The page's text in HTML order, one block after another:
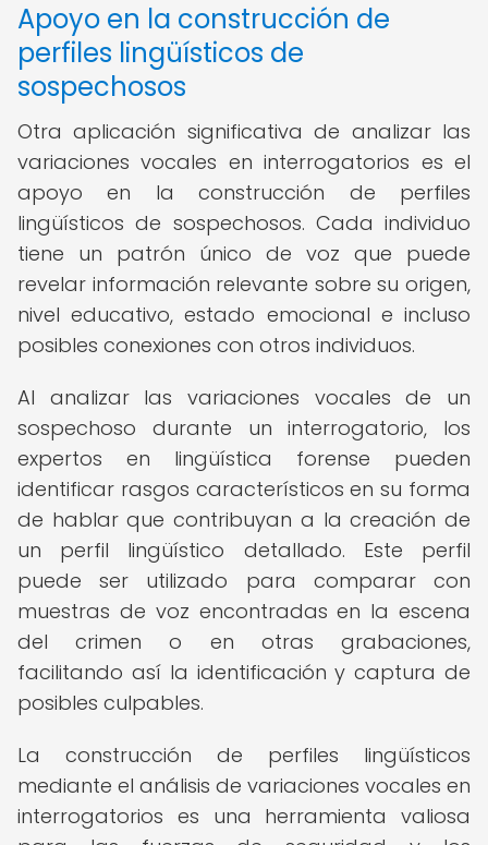
Apoyo en la construcción de
perfiles lingüísticos de
sospechosos
Otra aplicación significativa de analizar las
variaciones vocales en interrogatorios es el
apoyo en la construcción de perfiles
lingüísticos de sospechosos. Cada individuo
tiene un patrón único de voz que puede
revelar información relevante sobre su origen,
nivel educativo, estado emocional e incluso
posibles conexiones con otros individuos.
Al analizar las variaciones vocales de un
sospechoso durante un interrogatorio, los
expertos en lingüística forense pueden
identificar rasgos característicos en su forma
de hablar que contribuyan a la creación de
un perfil lingüístico detallado. Este perfil
puede ser utilizado para comparar con
muestras de voz encontradas en la escena
del crimen o en otras grabaciones,
facilitando así la identificación y captura de
posibles culpables.
La construcción de perfiles lingüísticos
mediante el análisis de variaciones vocales en
interrogatorios es una herramienta valiosa